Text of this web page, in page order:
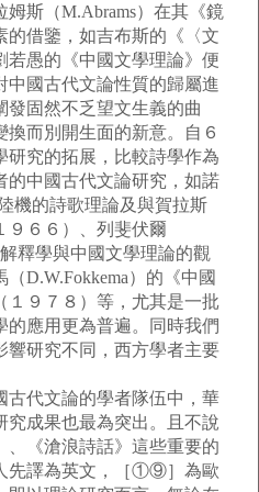
斯（M.Abrams）在其《鏡
的借鑒，如吉布斯的《〈文
若愚的《中國文學理論》便
中國古代文論性質的歸屬進
發固然不乏望文生義的曲
而別開生面的新意。自６
研究的拓展，比較詩學作為
的中國古代文論研究，如諾
機的詩歌理論及與賀拉斯
９６６）、列斐伏爾
釋學與中國文學理論的觀
D.W.Fokkema）的《中國
１９７８）等，尤其是一批
應用更為普遍。同時我們
響研究不同，西方學者主要
代文論的學者隊伍中，華
究成果也最為突出。且不說
、《滄浪詩話》這些重要的
先譯為英文，［①⑨］為歐